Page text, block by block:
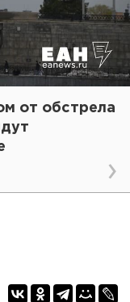
от обстрела